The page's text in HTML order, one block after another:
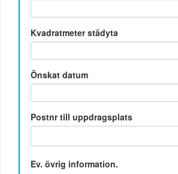
Kvadratmeter städyta
Önskat datum
Postnr till uppdragsplats
Ev. övrig information.